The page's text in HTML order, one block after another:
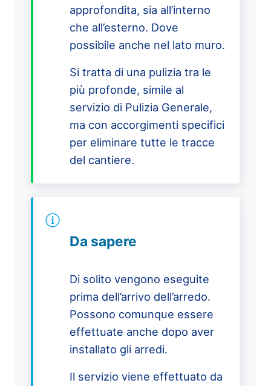
approfondita, sia all’interno
che all’esterno. Dove
possibile anche nel lato muro.
Si tratta di una pulizia tra le
più profonde, simile al
servizio di Pulizia Generale,
ma con accorgimenti specifici
per eliminare tutte le tracce
del cantiere.
Da sapere
Di solito vengono eseguite
prima dell’arrivo dell’arredo.
Possono comunque essere
effettuate anche dopo aver
installato gli arredi.
Il servizio viene effettuato da